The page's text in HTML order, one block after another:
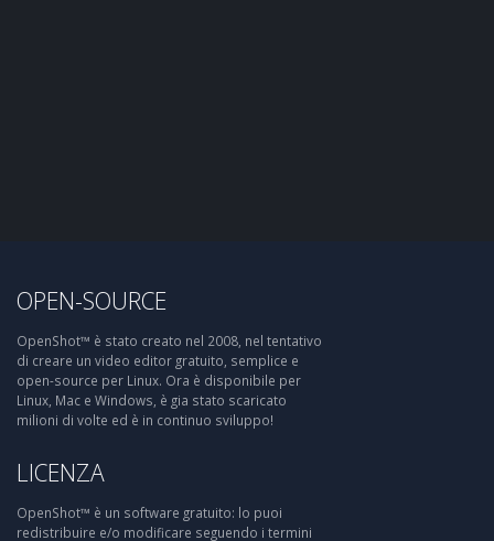
OPEN-SOURCE
OpenShot™ è stato creato nel 2008, nel tentativo
di creare un video editor gratuito, semplice e
open-source per Linux. Ora è disponibile per
Linux, Mac e Windows, è gia stato scaricato
milioni di volte ed è in continuo sviluppo!
LICENZA
OpenShot™ è un software gratuito: lo puoi
redistribuire e/o modificare seguendo i termini